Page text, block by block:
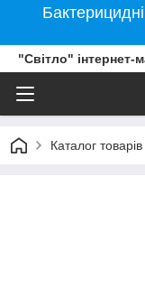
"Світло" інтернет-
Каталог товарів